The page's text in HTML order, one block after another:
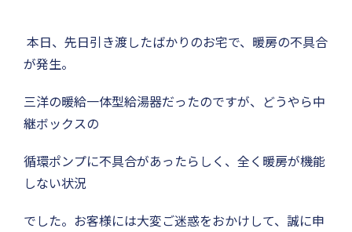
本日、先日引き渡したばかりのお宅で、暖房の不具合
が発生。
三洋の暖給一体型給湯器だったのですが、どうやら中
継ボックスの
循環ポンプに不具合があったらしく、全く暖房が機能
しない状況
でした。お客様には大変ご迷惑をおかけして、誠に申